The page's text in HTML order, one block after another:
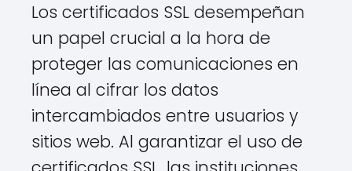
Los certificados SSL desempeñan
un papel crucial a la hora de
proteger las comunicaciones en
línea al cifrar los datos
intercambiados entre usuarios y
sitios web. Al garantizar el uso de